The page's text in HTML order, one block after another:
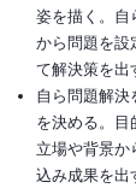
姿を描く。自
から問題を設
て解決策を出
自ら問題解決
を決める。目
立場や背景か
込み成果を出